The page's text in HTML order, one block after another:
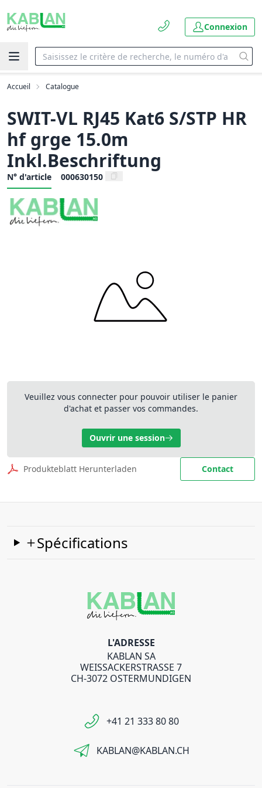
Connexion
Accueil Catalogue
SWIT-VL RJ45 Kat6 S/STP HR
hf grge 15.0m
Inkl.Beschriftung
N° d'article 000630150
Veuillez vous connecter pour pouvoir utiliser le panier
d'achat et passer vos commandes.
Ouvrir une session
Produkteblatt Herunterladen Contact
Spécifications
L'ADRESSE
KABLAN SA
WEISSACKERSTRASSE 7
CH-3072 OSTERMUNDIGEN
+41 21 333 80 80
KABLAN@KABLAN.CH